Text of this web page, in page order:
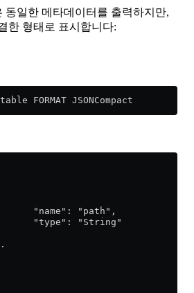
동일한 메타데이터를 출력하지만,
한 형태로 표시합니다:
FORMAT JSONCompact
"name": "path",
"type": "String"